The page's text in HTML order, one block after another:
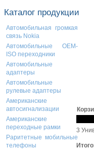
Каталог продукции
Автомобильная громкая
связь Nokia
Автомобильные OEM-
ISO переходники
Автомобильные
адаптеры
Автомобильные
рулевые адаптеры
Американские
автосигнализации
Американские
переходные рамки
Раритетные мобильные
телефоны
3